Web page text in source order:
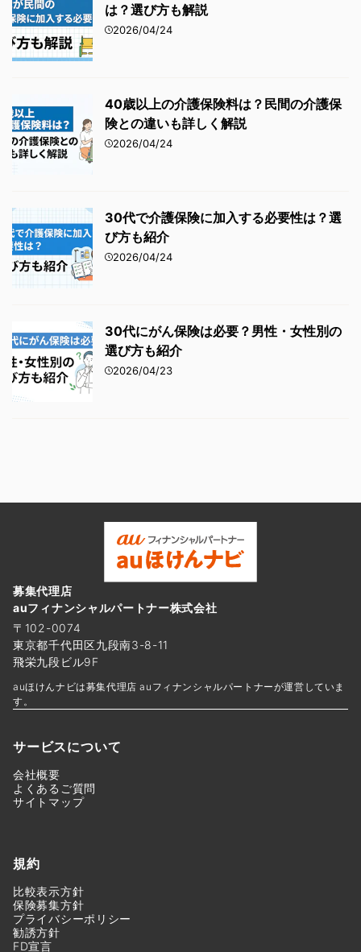
は？選び方も解説
2026/04/24
40歳以上の介護保険料は？民間の介護保
険との違いも詳しく解説
2026/04/24
30代で介護保険に加入する必要性は？選
び方も紹介
2026/04/24
30代にがん保険は必要？男性・女性別の
選び方も紹介
2026/04/23
募集代理店
auフィナンシャルパートナー株式会社
〒102-0074
東京都千代田区九段南3-8-11
飛栄九段ビル9F
auほけんナビは募集代理店 auフィナンシャルパートナーが運営していま
す。
サービスについて
会社概要
よくあるご質問
サイトマップ
規約
比較表示方針
保険募集方針
プライバシーポリシー
勧誘方針
FD宣言